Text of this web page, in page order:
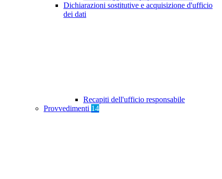
Dichiarazioni sostitutive e acquisizione d'ufficio
dei dati
Recapiti dell'ufficio responsabile
Provvedimenti 14